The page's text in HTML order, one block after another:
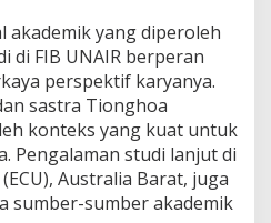
akademik yang diperoleh
di FIB UNAIR berperan
perspektif karyanya.
sastra Tionghoa
konteks yang kuat untuk
Pengalaman studi lanjut di
Australia Barat, juga
sumber-sumber akademik